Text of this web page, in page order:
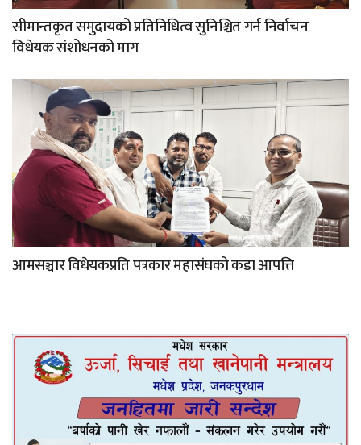
सीमान्तकृत समुदायको प्रतिनिधित्व सुनिश्चित गर्न निर्वाचन
विधेयक संशोधनको माग
आमसञ्चार विधेयकप्रति पत्रकार महासंघको कडा आपत्ति